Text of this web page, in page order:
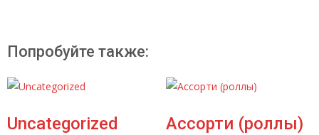
Попробуйте также:
Uncategorized Ассорти (роллы)